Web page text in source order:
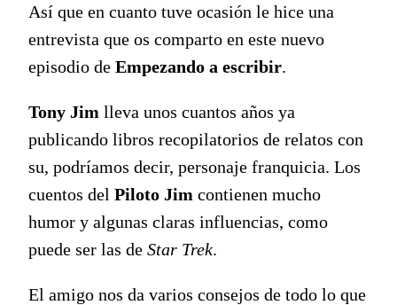
Así que en cuanto tuve ocasión le hice una
entrevista que os comparto en este nuevo
episodio de Empezando a escribir.
Tony Jim lleva unos cuantos años ya
publicando libros recopilatorios de relatos con
su, podríamos decir, personaje franquicia. Los
cuentos del Piloto Jim contienen mucho
humor y algunas claras influencias, como
puede ser las de Star Trek.
El amigo nos da varios consejos de todo lo que